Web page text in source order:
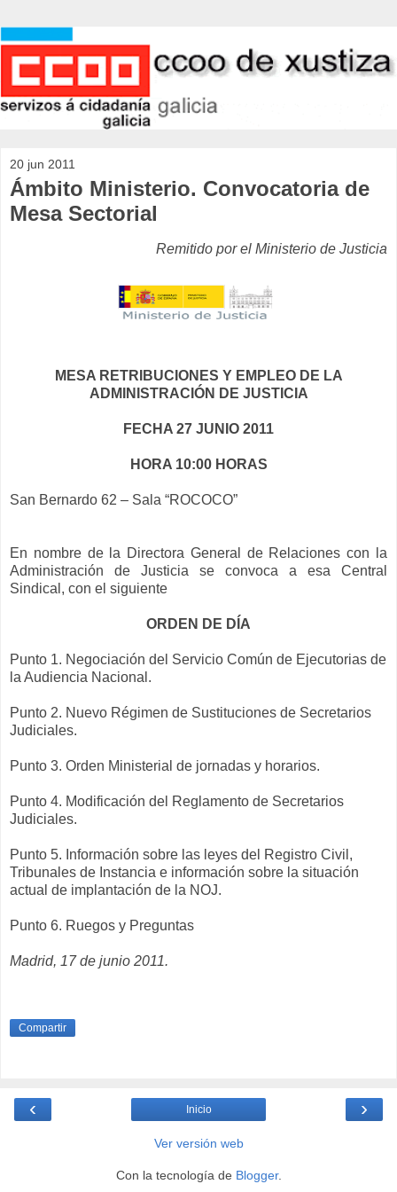
20 jun 2011
Ámbito Ministerio. Convocatoria de
Mesa Sectorial
Remitido por el Ministerio de Justicia
MESA RETRIBUCIONES Y EMPLEO DE LA
ADMINISTRACIÓN DE JUSTICIA
FECHA 27 JUNIO 2011
HORA 10:00 HORAS
San Bernardo 62 – Sala “ROCOCO”
En nombre de la Directora General de Relaciones con la
Administración de Justicia se convoca a esa Central
Sindical, con el siguiente
ORDEN DE DÍA
Punto 1. Negociación del Servicio Común de Ejecutorias de
la Audiencia Nacional.
Punto 2. Nuevo Régimen de Sustituciones de Secretarios
Judiciales.
Punto 3. Orden Ministerial de jornadas y horarios.
Punto 4. Modificación del Reglamento de Secretarios
Judiciales.
Punto 5. Información sobre las leyes del Registro Civil,
Tribunales de Instancia e información sobre la situación
actual de implantación de la NOJ.
Punto 6. Ruegos y Preguntas
Madrid, 17 de junio 2011.
Compartir
‹ ›
Inicio
Ver versión web
Con la tecnología de Blogger.